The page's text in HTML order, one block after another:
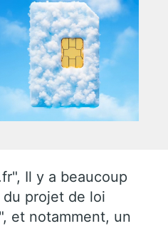
Il y a beaucoup
du projet de loi
et notamment, un